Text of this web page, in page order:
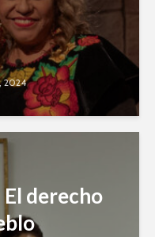
2024
derecho